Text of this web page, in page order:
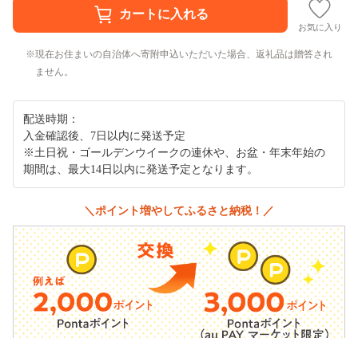
お気に入り
現在お住まいの自治体へ寄附申込いただいた場合、返礼品は贈答され
ません。
配送時期：
入金確認後、7日以内に発送予定
※土日祝・ゴールデンウイークの連休や、お盆・年末年始の
期間は、最大14日以内に発送予定となります。
＼ポイント増やしてふるさと納税！／